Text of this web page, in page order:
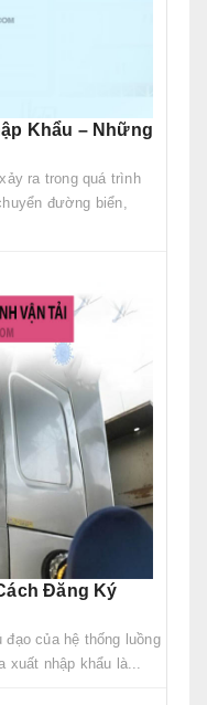
Khẩu – Những
ra trong quá trình
đường biển,
Đăng Ký
đạo của hệ thống luồng
xuất nhập khẩu là...